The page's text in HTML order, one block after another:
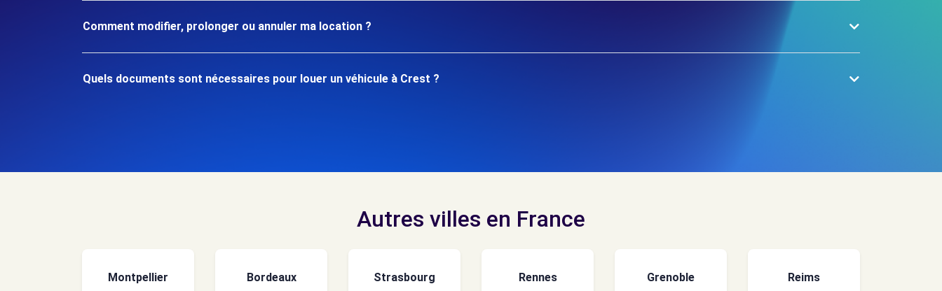
Comment modifier, prolonger ou annuler ma location ?
Quels documents sont nécessaires pour louer un véhicule à Crest ?
Autres villes en France
Montpellier Bordeaux Strasbourg Rennes Grenoble Reims